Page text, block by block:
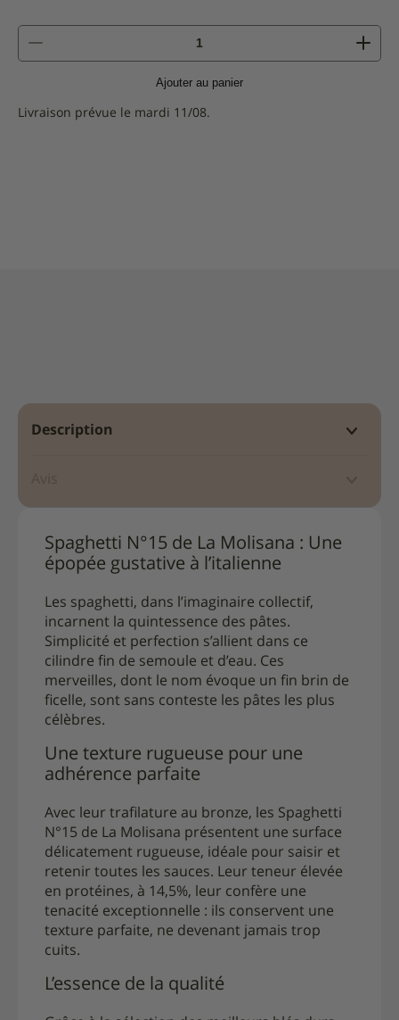
-
Ajouter au panier
Livraison prévue le mardi 11/08.
Description
Spaghetti N°15 de La Molisana : Une
épopée gustative à l’italienne
Les spaghetti, dans l’imaginaire collectif,
incarnent la quintessence des pâtes.
Simplicité et perfection s’allient dans ce
cilindre fin de semoule et d’eau. Ces
merveilles, dont le nom évoque un fin brin de
ficelle, sont sans conteste les pâtes les plus
célèbres.
Une texture rugueuse pour une
adhérence parfaite
Avec leur trafilature au bronze, les Spaghetti
N°15 de La Molisana présentent une surface
délicatement rugueuse, idéale pour saisir et
retenir toutes les sauces. Leur teneur élevée
en protéines, à 14,5%, leur confère une
tenacité exceptionnelle : ils conservent une
texture parfaite, ne devenant jamais trop
cuits.
L’essence de la qualité